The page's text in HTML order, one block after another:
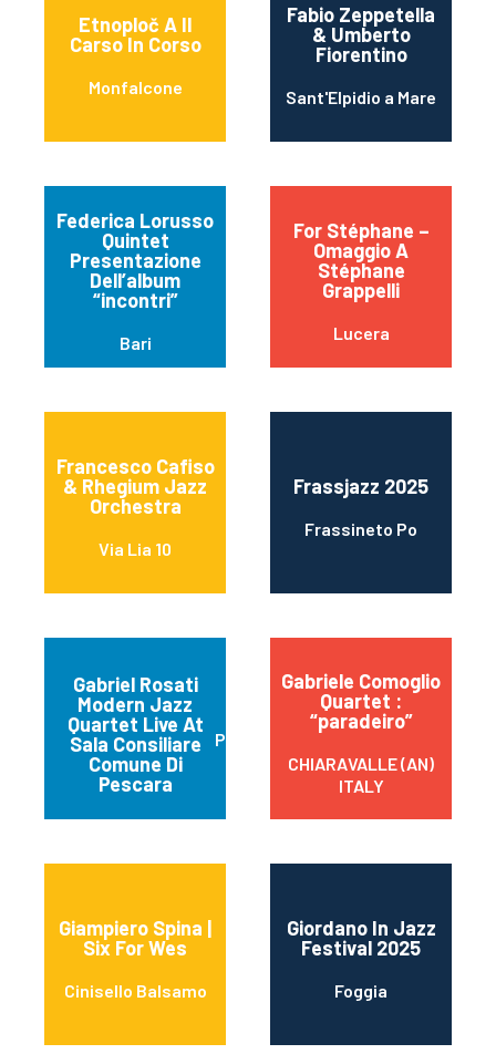
Etnoploč A Il
Carso In Corso
Monfalcone
Fabio Zeppetella
& Umberto
Fiorentino
Sant'Elpidio a Mare
Federica Lorusso
Quintet
Presentazione
Dell’album
“incontri”
Bari
For Stéphane –
Omaggio A
Stéphane
Grappelli
Lucera
Francesco Cafiso
& Rhegium Jazz
Orchestra
Via Lia 10
Frassjazz 2025
Frassineto Po
Gabriel Rosati
Modern Jazz
Quartet Live At
Sala Consiliare
Comune Di
Pescara
Pescara
Gabriele Comoglio
Quartet :
“paradeiro”
CHIARAVALLE (AN)
ITALY
Giampiero Spina |
Six For Wes
Cinisello Balsamo
Giordano In Jazz
Festival 2025
Foggia